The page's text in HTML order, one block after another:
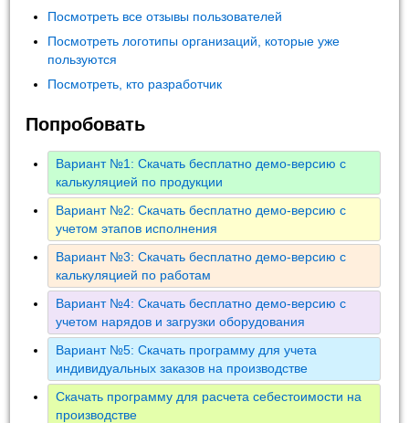
Посмотреть все отзывы пользователей
Посмотреть логотипы организаций, которые уже
пользуются
Посмотреть, кто разработчик
Попробовать
Вариант №1: Скачать бесплатно демо-версию с
калькуляцией по продукции
Вариант №2: Скачать бесплатно демо-версию с
учетом этапов исполнения
Вариант №3: Скачать бесплатно демо-версию с
калькуляцией по работам
Вариант №4: Скачать бесплатно демо-версию с
учетом нарядов и загрузки оборудования
Вариант №5: Скачать программу для учета
индивидуальных заказов на производстве
Скачать программу для расчета себестоимости на
производстве